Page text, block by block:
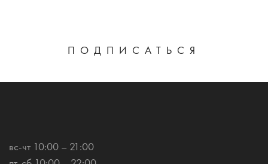
ПОДПИСАТЬСЯ
вс-чт 10:00 – 21:00